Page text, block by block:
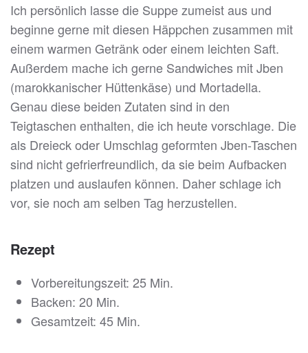
Ich persönlich lasse die Suppe zumeist aus und
beginne gerne mit diesen Häppchen zusammen mit
einem warmen Getränk oder einem leichten Saft.
Außerdem mache ich gerne Sandwiches mit Jben
(marokkanischer Hüttenkäse) und Mortadella.
Genau diese beiden Zutaten sind in den
Teigtaschen enthalten, die ich heute vorschlage. Die
als Dreieck oder Umschlag geformten Jben-Taschen
sind nicht gefrierfreundlich, da sie beim Aufbacken
platzen und auslaufen können. Daher schlage ich
vor, sie noch am selben Tag herzustellen.
Rezept
Vorbereitungszeit: 25 Min.
Backen: 20 Min.
Gesamtzeit: 45 Min.